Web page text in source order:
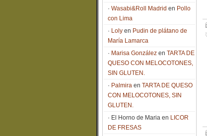
Wasabi&Roll Madrid en Pollo
con Lima
Loly en Pudin de plátano de
María Lamarca
Marisa González en TARTA DE
QUESO CON MELOCOTONES,
SIN GLUTEN.
Palmira en TARTA DE QUESO
CON MELOCOTONES, SIN
GLUTEN.
El Horno de Maria en LICOR
DE FRESAS